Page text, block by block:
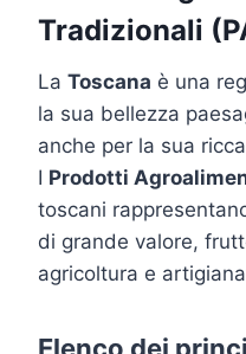
Tradizionali
La Toscana è una
la sua bellezza
anche per la sua
I Prodotti
toscani
di grande valore,
agricoltura e
Elenco dei